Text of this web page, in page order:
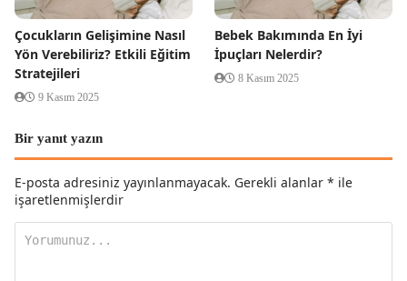
Çocukların Gelişimine Nasıl
Yön Verebiliriz? Etkili Eğitim
Stratejileri
9 Kasım 2025
Bebek Bakımında En İyi
İpuçları Nelerdir?
8 Kasım 2025
Bir yanıt yazın
E-posta adresiniz yayınlanmayacak. Gerekli alanlar * ile
işaretlenmişlerdir